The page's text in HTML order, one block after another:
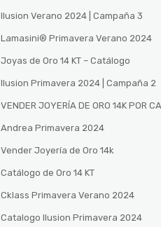
Ilusion Verano 2024 | Campaña 3
Lamasini®️ Primavera Verano 2024
Joyas de Oro 14 KT – Catálogo
Ilusion Primavera 2024 | Campaña 2
VENDER JOYERÍA DE ORO 14K POR
Andrea Primavera 2024
Vender Joyería de Oro 14k
Catálogo de Oro 14 KT
Cklass Primavera Verano 2024
Catalogo Ilusion Primavera 2024